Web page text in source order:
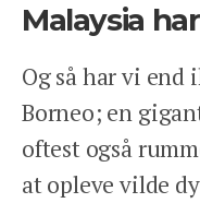
Malaysia
Og så har vi end
Borneo; en
oftest også
at opleve vilde